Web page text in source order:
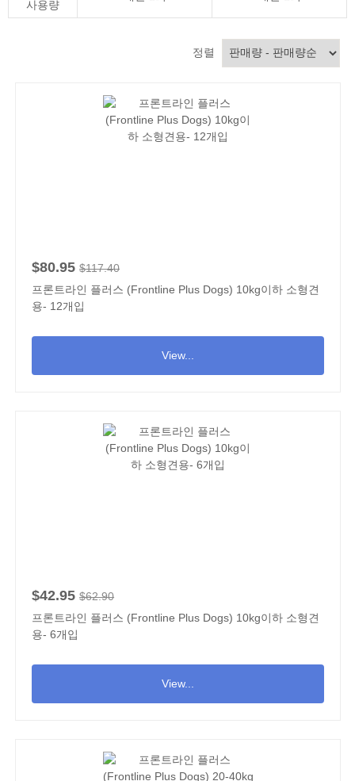
사용량
정렬
$80.95 $117.40
프론트라인 플러스 (Frontline Plus Dogs) 10kg이하 소형견
용- 12개입
View...
$42.95 $62.90
프론트라인 플러스 (Frontline Plus Dogs) 10kg이하 소형견
용- 6개입
View...